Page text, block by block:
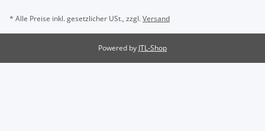
* Alle Preise inkl. gesetzlicher USt., zzgl.Versand
Powered by JTL-Shop